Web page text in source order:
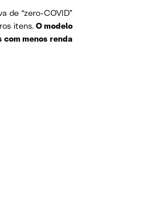
de “zero-COVID”
itens. O modelo
menos renda